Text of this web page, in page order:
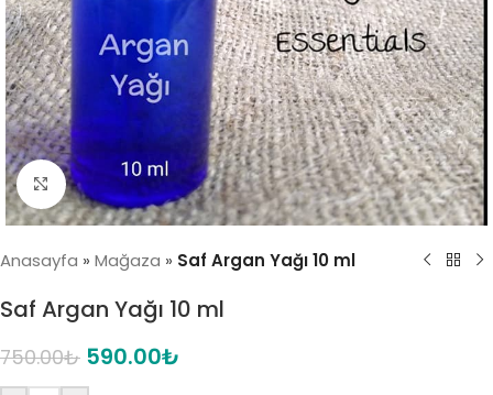
Click to enlarge
Anasayfa » Mağaza » Saf Argan Yağı 10 ml
Saf Argan Yağı 10 ml
750.00₺ 590.00₺